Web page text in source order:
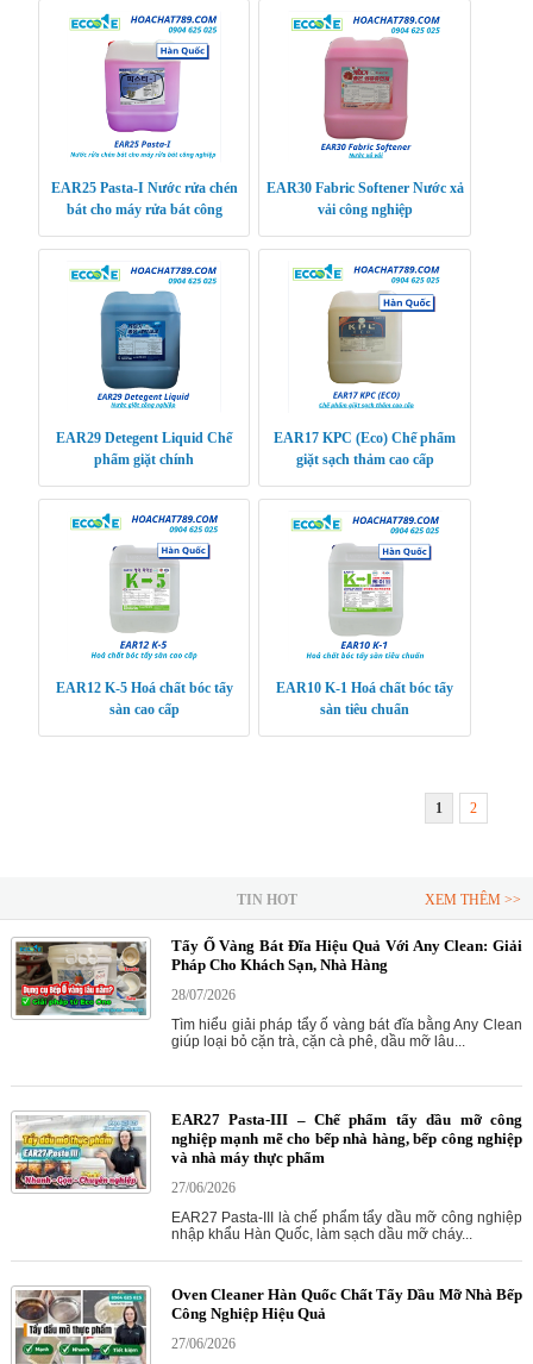
EAR25 Pasta-I Nước rửa chén
bát cho máy rửa bát công
EAR30 Fabric Softener Nước xả
vải công nghiệp
EAR29 Detegent Liquid Chế
phẩm giặt chính
EAR17 KPC (Eco) Chế phẩm
giặt sạch thảm cao cấp
EAR12 K-5 Hoá chất bóc tẩy
sàn cao cấp
EAR10 K-1 Hoá chất bóc tẩy
sàn tiêu chuẩn
1 2
TIN HOT XEM THÊM >>
Tẩy Ố Vàng Bát Đĩa Hiệu Quả Với Any Clean: Giải
Pháp Cho Khách Sạn, Nhà Hàng
28/07/2026
Tìm hiểu giải pháp tẩy ố vàng bát đĩa bằng Any Clean
giúp loại bỏ cặn trà, cặn cà phê, dầu mỡ lâu...
EAR27 Pasta-III – Chế phẩm tẩy dầu mỡ công
nghiệp mạnh mẽ cho bếp nhà hàng, bếp công nghiệp
và nhà máy thực phẩm
27/06/2026
EAR27 Pasta-III là chế phẩm tẩy dầu mỡ công nghiệp
nhập khẩu Hàn Quốc, làm sạch dầu mỡ cháy...
Oven Cleaner Hàn Quốc Chất Tẩy Dầu Mỡ Nhà Bếp
Công Nghiệp Hiệu Quả
27/06/2026